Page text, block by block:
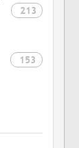
213
153